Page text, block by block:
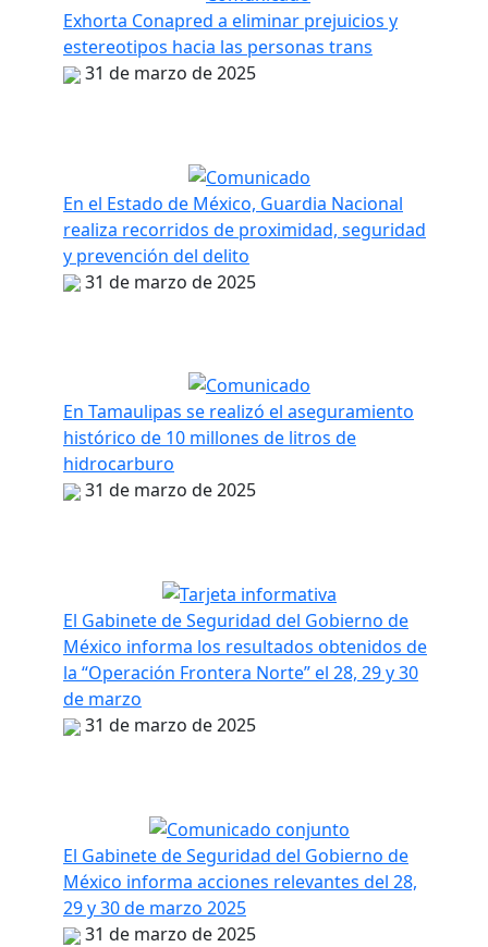
Exhorta Conapred a eliminar prejuicios y
estereotipos hacia las personas trans
31 de marzo de 2025
En el Estado de México, Guardia Nacional
realiza recorridos de proximidad, seguridad
y prevención del delito
31 de marzo de 2025
En Tamaulipas se realizó el aseguramiento
histórico de 10 millones de litros de
hidrocarburo
31 de marzo de 2025
El Gabinete de Seguridad del Gobierno de
México informa los resultados obtenidos de
la “Operación Frontera Norte” el 28, 29 y 30
de marzo
31 de marzo de 2025
El Gabinete de Seguridad del Gobierno de
México informa acciones relevantes del 28,
29 y 30 de marzo 2025
31 de marzo de 2025